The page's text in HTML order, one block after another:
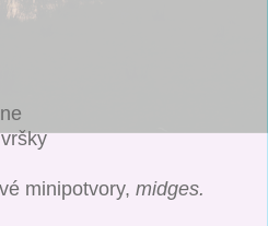
minipotvory, midges.